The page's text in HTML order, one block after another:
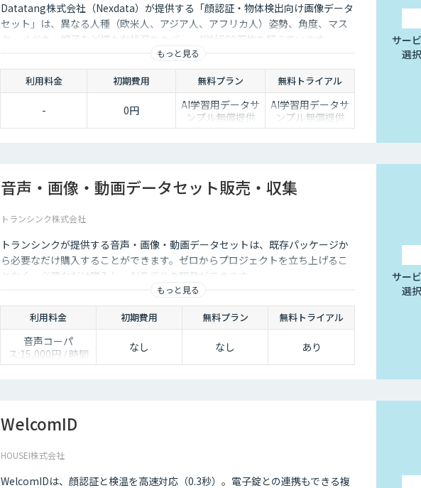
Datatang株式会社（Nexdata）が提供する「顔認証・物体検出向け画像データ
セット」は、異なる人種（欧米人、アジア人、アフリカ人）姿勢、角度、マス
ク・メガネ・帽子など様々な状況をカバー、総計500万枚を超えています。
もっと見る
利用料金 初期費用 無料プラン 無料トライアル
- 0円
AI学習用データサ
ンプル無償提供
AI学習用データサ
ンプル無償提供
サー
選択
音声・画像・動画データセット販売・収集
トランシンク株式会社
トランシンクが提供する音声・画像・動画データセットは、既存パッケージか
ら必要なだけ購入することができます。ゼロからプロジェクトを立ち上げるこ
となく、必要なだけ購入し、AIモデルの開発ができます。
もっと見る
利用料金 初期費用 無料プラン 無料トライアル
音声コーパ
ス:15,000円 / 時間
人物写真画像収
なし なし あり
サー
選択
WelcomID
HOUSEI株式会社
WelcomIDは、顔認証と検温を高速対応（0.3秒）。電子錠との連携もできる複